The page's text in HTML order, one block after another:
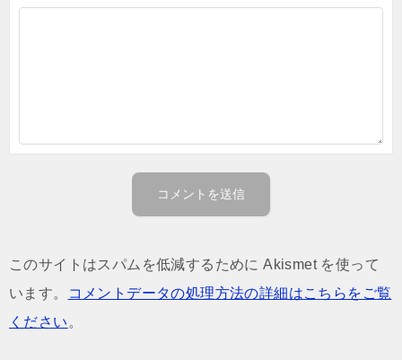
このサイトはスパムを低減するために Akismet を使って
います。
コメントデータの処理方法の詳細はこちらをご覧
ください 。